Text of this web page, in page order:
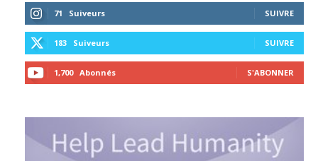
71 Suiveurs SUIVRE
183 Suiveurs SUIVRE
1,700 Abonnés S'ABONNER